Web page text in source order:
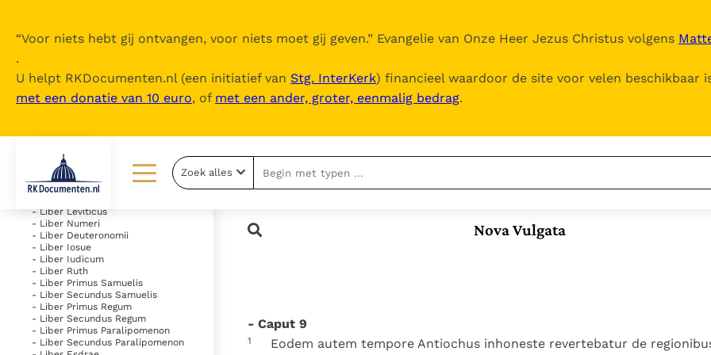
“Voor niets hebt gij ontvangen, voor niets moet gij geven.” Evangelie van Onze Heer Jezus Christus volgens
.
U helpt RKDocumenten.nl (een initiatief van Stg. InterKerk) financieel waardoor de site voor velen beschikbaar
met een donatie van 10 euro, of met een ander, groter, eenmalig bedrag.
Lezen
Documenten
Bijbel
Thema’s
Berichten
Over ons
Over RK Documenten
Nieuwsbrief
parel van Gods
Gods Koninkrijk
Het Vaticaan publiceert
toe
stad is zowel een gave
Zoek alles
Nova Vulgata
uitklappen
- Vetus Testamentum
- Liber Genesis
- Liber Leviticus
- Liber Numeri
- Liber Deuteronomii
- Liber Iosue
- Liber Iudicum
- Liber Ruth
- Liber Primus Samuelis
- Liber Secundus Samuelis
- Liber Primus Regum
- Liber Secundus Regum
- Liber Primus Paralipomenon
- Liber Secundus Paralipomenon
- Caput 9
1 Eodem autem tempore Antiochus inhoneste revertebatur de